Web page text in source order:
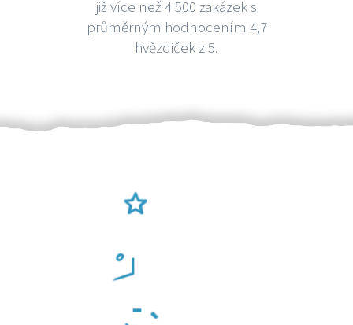
již více než 4 500 zakázek s
průměrným hodnocením 4,7
hvězdiček z 5.